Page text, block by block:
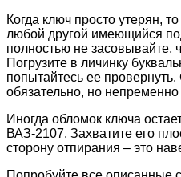
Когда ключ просто утерян,
любой другой имеющийся
полностью не засовывайте,
Погрузите в личинку
попытайтесь ее
обязательно, но
Иногда обломок ключа
ВАЗ-2107. Захватите его
сторону отпирания – это